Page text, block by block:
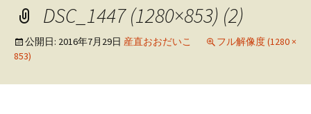
ン
ツ
へ
DSC_1447 (1280×853) (2)
公開日: 2016年7月29日 産直おおだいこ
フル解像度 (1280 ×
853)